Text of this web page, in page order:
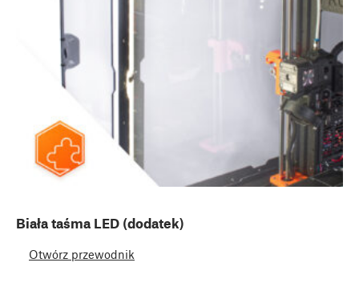
Biała taśma LED (dodatek)
Otwórz przewodnik